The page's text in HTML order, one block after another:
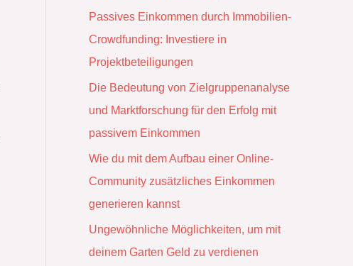
Passives Einkommen durch Immobilien-
Crowdfunding: Investiere in
Projektbeteiligungen
Die Bedeutung von Zielgruppenanalyse
und Marktforschung für den Erfolg mit
passivem Einkommen
Wie du mit dem Aufbau einer Online-
Community zusätzliches Einkommen
generieren kannst
Ungewöhnliche Möglichkeiten, um mit
deinem Garten Geld zu verdienen